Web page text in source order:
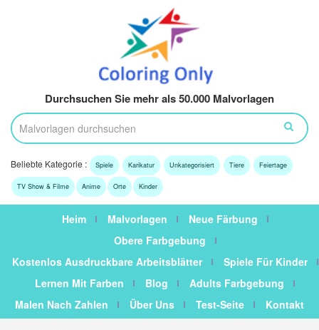
Durchsuchen Sie mehr als 50.000 Malvorlagen
Beliebte Kategorie : Spiele Karikatur Unkategorisiert Tiere Feiertage
TV Show & Filme Anime Orte Kinder
Heim Malvorlagen
Neue Färbung
Obere Farbgebung
Kostenlos Ausdruckbare Arbeitsblätter
Spiele Für Kinder
Lernen Mit Farben
Blog
Adults Farbgebung
Malen Nach Zahlen
Über Uns Test-Seite Kontakt